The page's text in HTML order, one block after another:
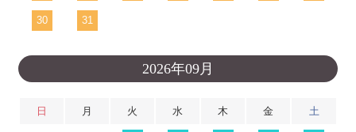
30 31
2026年09月
日 月 火 水 木 金 土